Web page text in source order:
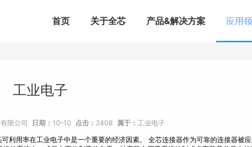
首页 关于全芯 产品&解决方案 应用
工业电子
限公司 日期： 10-10 点击： 2408 属于： 工业电子
利用率在工业电子中是一个重要的经济因素。 全芯连接器作为可靠的连接器被